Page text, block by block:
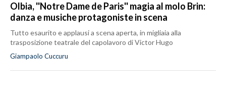
Olbia, ''Notre Dame de Paris'' magia al molo Brin:
danza e musiche protagoniste in scena
Tutto esaurito e applausi a scena aperta, in migliaia alla
trasposizione teatrale del capolavoro di Victor Hugo
Giampaolo Cuccuru